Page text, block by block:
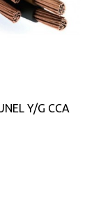
Y/G CCA